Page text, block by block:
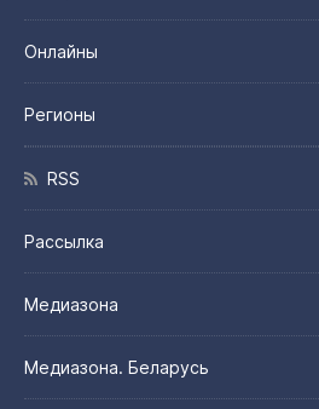
Онлайны
Регионы
RSS
Рассылка
Медиазона
Медиазона. Беларусь